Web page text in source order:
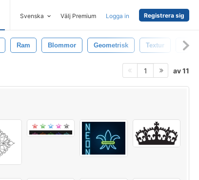
Svenska Välj Premium Logga in Registrera sig
Ram Blommor Geometrisk Textur Dekor
1 av 11